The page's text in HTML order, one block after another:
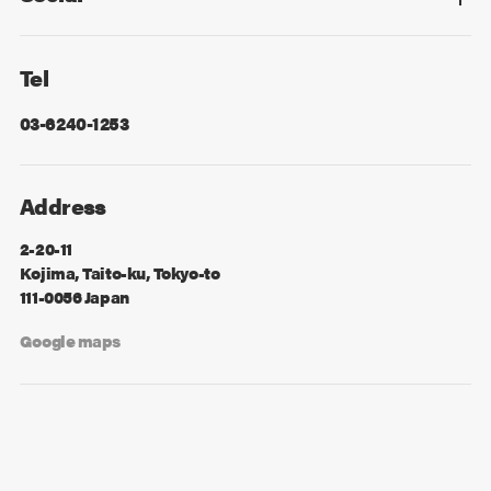
Tel
03-6240-1253
Address
2-20-11
Kojima, Taito-ku, Tokyo-to
111-0056 Japan
Google maps